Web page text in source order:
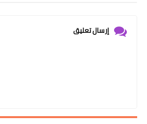
إرسال تعليق